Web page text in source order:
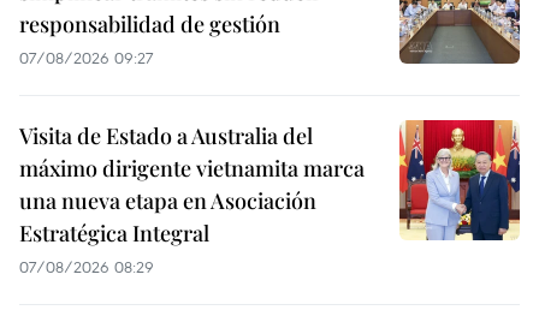
responsabilidad de gestión
07/08/2026 09:27
Visita de Estado a Australia del
máximo dirigente vietnamita marca
una nueva etapa en Asociación
Estratégica Integral
07/08/2026 08:29